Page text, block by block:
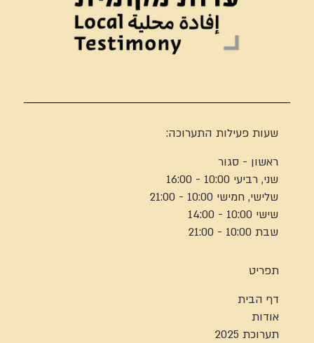
שעות פעילות התערוכה:
ראשון - סגור
שני, רביעי 10:00 - 16:00
שלישי, חמישי 10:00 - 21:00
שישי 10:00 - 14:00
שבת 10:00 - 21:00
תפריט
דף הבית
אודות
תערוכת 2025